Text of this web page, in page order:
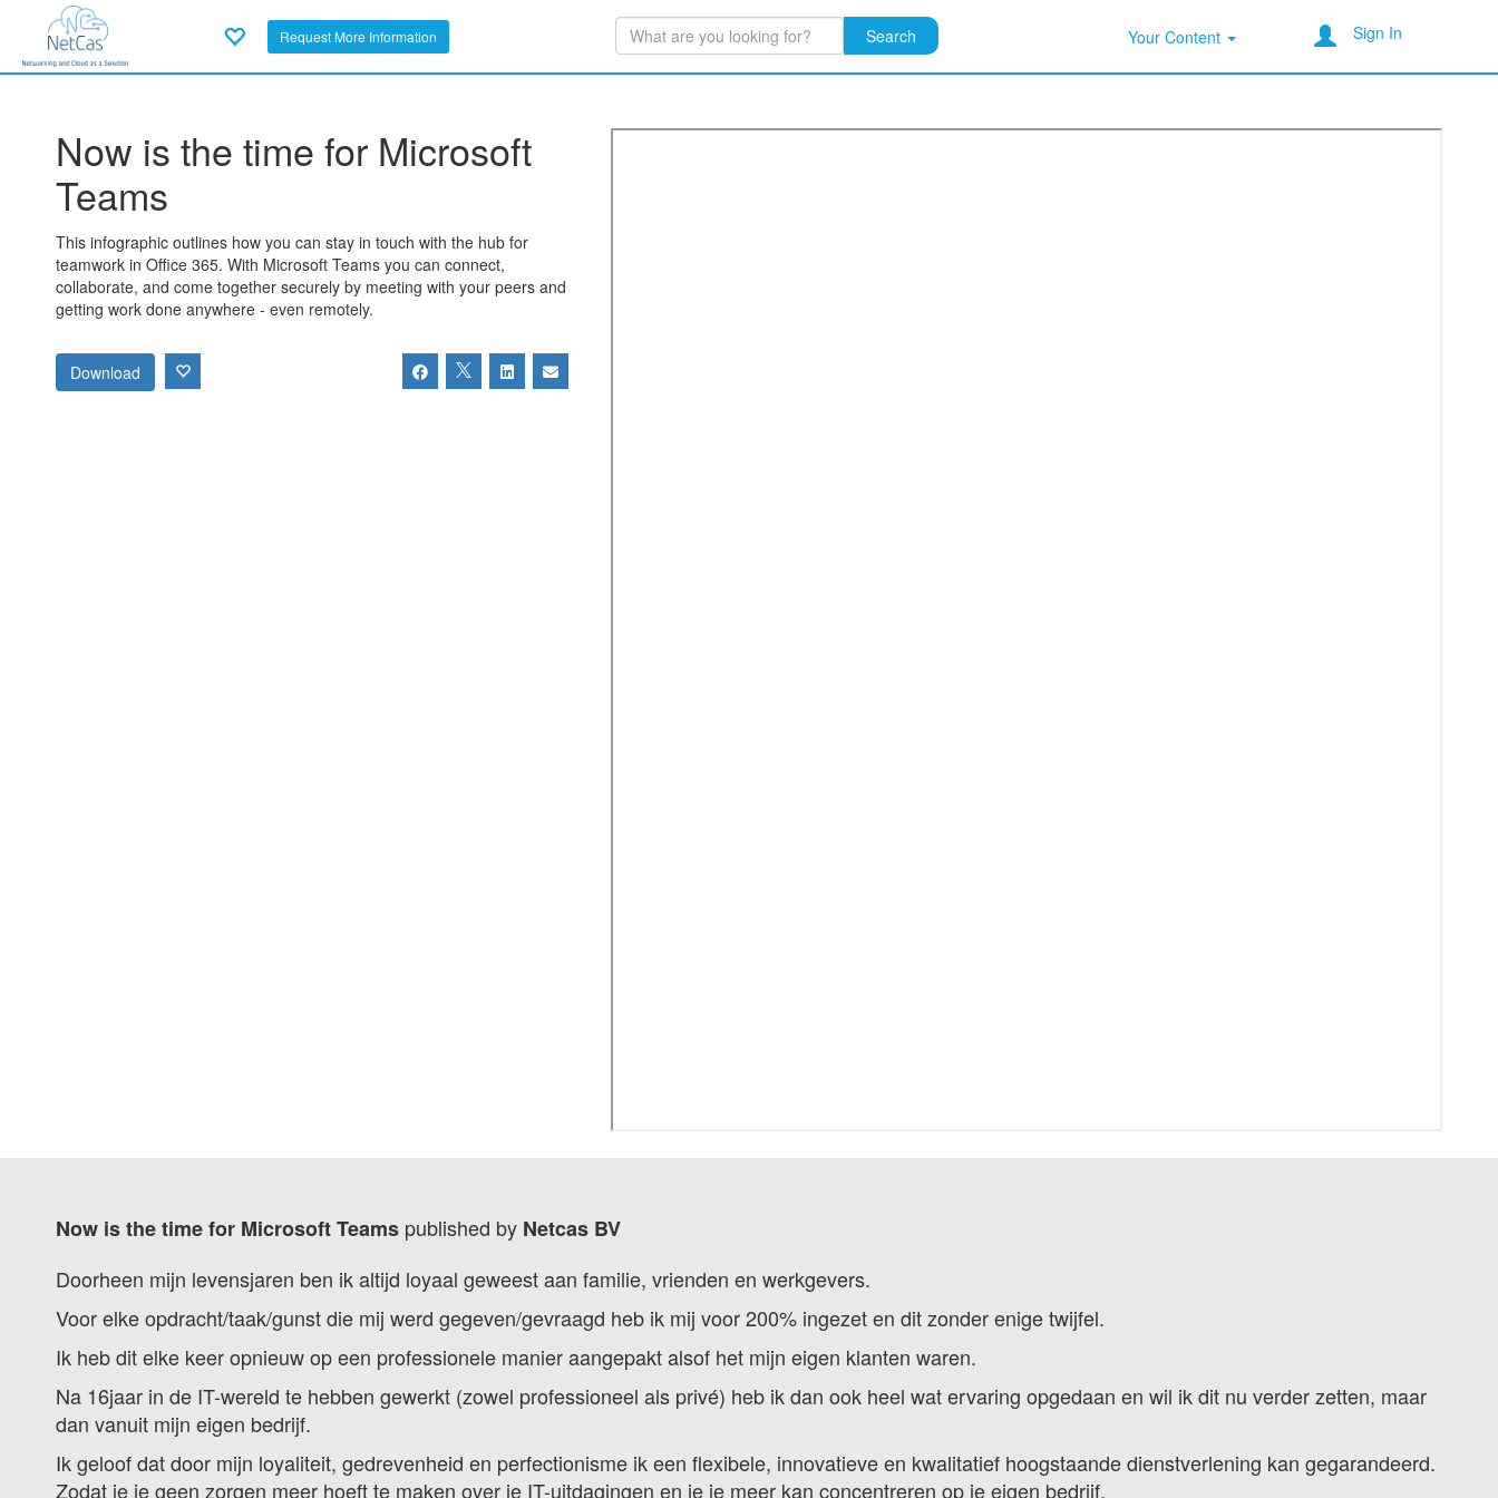
Request More Information Search Your Content Sign In
Now is the time for Microsoft
Teams
This infographic outlines how you can stay in touch with the hub for
teamwork in Office 365. With Microsoft Teams you can connect,
collaborate, and come together securely by meeting with your peers and
getting work done anywhere - even remotely.
Download
Now is the time for Microsoft Teams published by Netcas BV
Doorheen mijn levensjaren ben ik altijd loyaal geweest aan familie, vrienden en werkgevers.
Voor elke opdracht/taak/gunst die mij werd gegeven/gevraagd heb ik mij voor 200% ingezet en dit zonder enige twijfel.
Ik heb dit elke keer opnieuw op een professionele manier aangepakt alsof het mijn eigen klanten waren.
Na 16jaar in de IT-wereld te hebben gewerkt (zowel professioneel als privé) heb ik dan ook heel wat ervaring opgedaan en wil ik dit nu verder zetten, maar
dan vanuit mijn eigen bedrijf.
Ik geloof dat door mijn loyaliteit, gedrevenheid en perfectionisme ik een flexibele, innovatieve en kwalitatief hoogstaande dienstverlening kan gegarandeerd.
Zodat je je geen zorgen meer hoeft te maken over je IT-uitdagingen en je je meer kan concentreren op je eigen bedrijf.